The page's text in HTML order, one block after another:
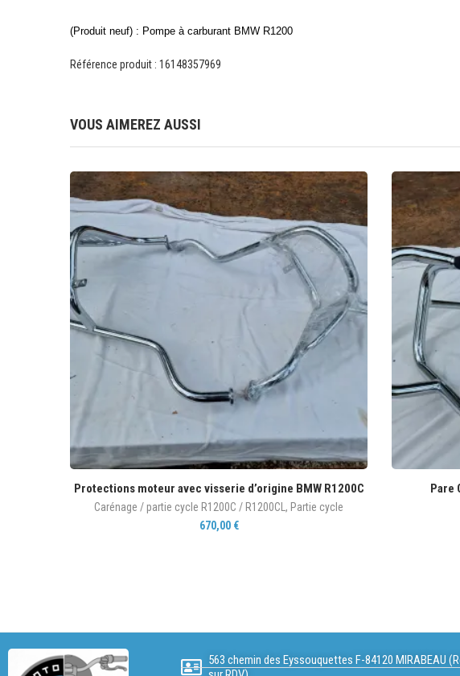
(Produit neuf) : Pompe à carburant BMW R1200
Référence produit : 16148357969
VOUS AIMEREZ AUSSI
Protections moteur avec visserie d’origine BMW R1200C
Carénage / partie cycle R1200C / R1200CL , Partie cycle
670,00 €
Pare
563 chemin des Eyssouquettes F-84120 MIRABEAU